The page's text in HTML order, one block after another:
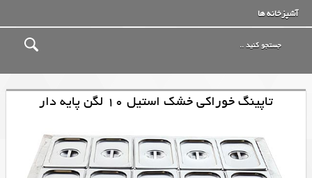
آشپزخانه ها
تاپینگ خوراکی خشک استیل 10 لگن پایه دار